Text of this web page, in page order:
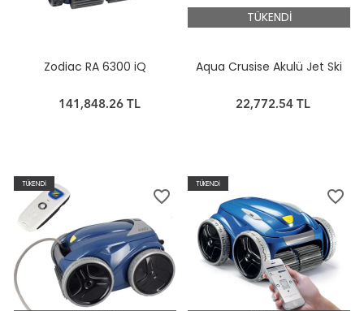
Zodiac RA 6300 iQ
141,848.26 TL
TÜKENDİ
Aqua Crusise Akulü Jet Ski
22,772.54 TL
TÜKENDİ
favorite_border
TÜKENDİ
favorite_border